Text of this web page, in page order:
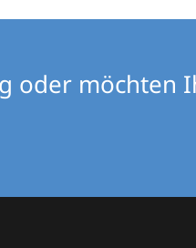
oder möchten